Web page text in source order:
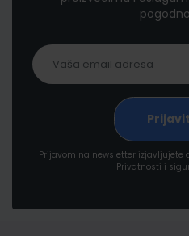
Prijavom na newsletter izjavljujete
Privatnosti i